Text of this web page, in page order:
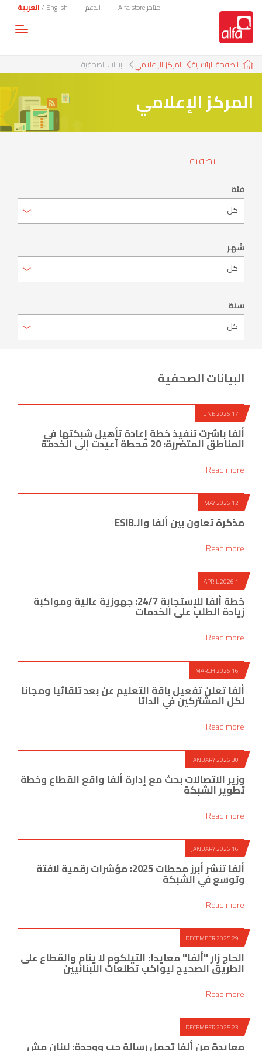
English
/العربية الدعم متاجر Alfa store
الصفحة الرئيسية
المركز الإعلامي البيانات الصحفية
المركز الإعلامي
تصفية
فئة
شهر
سنة
البيانات الصحفية
17 JUNE 2026
ألفا باشرت تنفيذ خطة إعادة تأهيل شبكتها في
المناطق المتضررة: 20 محطة أعيدت إلى الخدمة
Read more
12 MAY 2026
مذكرة تعاون بين ألفا والـESIB
Read more
1 APRIL 2026
خطة ألفا للإستجابة 24/7: جهوزية عالية ومواكبة
زيادة الطلب على الخدمات
Read more
16 MARCH 2026
ألفا تعلن تفعيل باقة التعليم عن بعد تلقائيا ومجانا
لكل المشتركين في الداتا
Read more
30 JANUARY 2026
وزير الاتصالات بحث مع إدارة ألفا واقع القطاع وخطة
تطوير الشبكة
Read more
16 JANUARY 2026
ألفا تنشر أبرز محطات 2025: مؤشرات رقمية لافتة
وتوسع في الشبكة
Read more
29 DECEMBER 2025
الحاج زار "ألفا" معايدا: التيلكوم لا ينام والقطاع على
الطريق الصحيح ليواكب تطلعات اللبنانيين
Read more
23 DECEMBER 2025
معايدة من ألفا تحمل رسالة حب ووحدة: لبنان مش